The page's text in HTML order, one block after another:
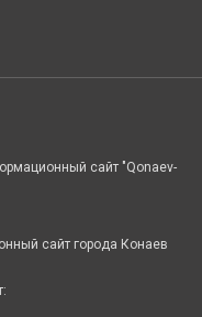
сайт "Qonaev-
сайт города Конаев